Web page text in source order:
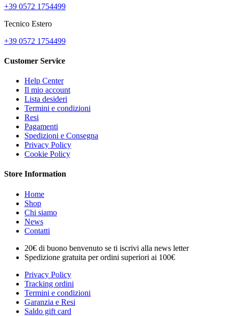
+39 0572 1754499
Tecnico Estero
+39 0572 1754499
Customer Service
Help Center
Il mio account
Lista desideri
Termini e condizioni
Resi
Pagamenti
Spedizioni e Consegna
Privacy Policy
Cookie Policy
Store Information
Home
Shop
Chi siamo
News
Contatti
20€ di buono benvenuto se ti iscrivi alla news letter
Spedizione gratuita per ordini superiori ai 100€
Privacy Policy
Tracking ordini
Termini e condizioni
Garanzia e Resi
Saldo gift card